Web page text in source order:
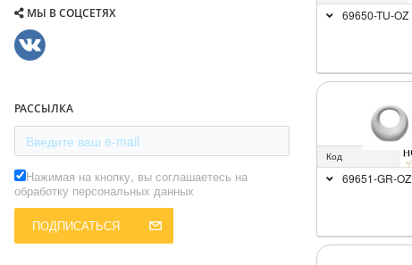
МЫ В СОЦСЕТЯХ
РАССЫЛКА
Нажимая на кнопку, вы соглашаетесь на
обработку персональных данных
ПОДПИСАТЬСЯ
69650-TU-OZ
Код
69651-GR-OZ